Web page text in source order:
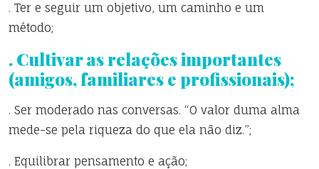
. Ter e seguir um objetivo, um caminho e um
método;
. Cultivar as relações importantes
(amigos, familiares e profissionais);
. Ser moderado nas conversas. “O valor duma alma
mede-se pela riqueza do que ela não diz.”;
. Equilibrar pensamento e ação;